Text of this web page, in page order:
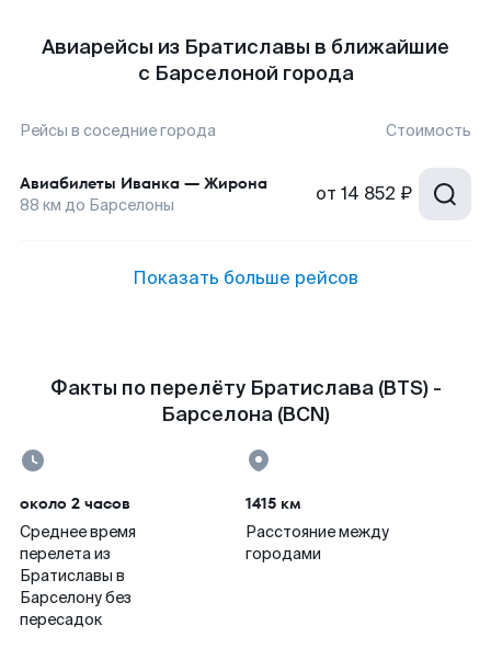
Авиарейсы из Братиславы в ближайшие
с Барселоной города
Рейсы в соседние города Стоимость
Авиабилеты Иванка — Жирона
88 км до Барселоны от 14 852 ₽
Показать больше рейсов
Факты по перелёту Братислава (BTS) -
Барселона (BCN)
около 2 часов
Среднее время
перелета из
Братиславы в
Барселону без
пересадок
1415 км
Расстояние между
городами